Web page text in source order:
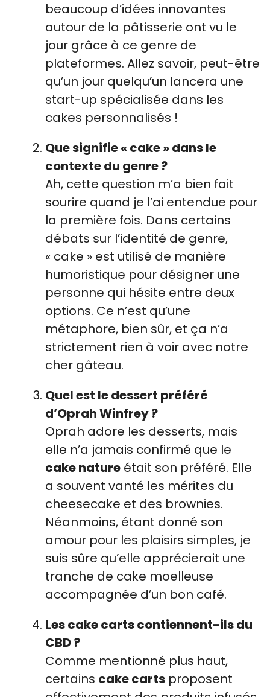
beaucoup d’idées innovantes
autour de la pâtisserie ont vu le
jour grâce à ce genre de
plateformes. Allez savoir, peut-être
qu’un jour quelqu’un lancera une
start-up spécialisée dans les
cakes personnalisés !
Que signifie « cake » dans le
contexte du genre ?
Ah, cette question m’a bien fait
sourire quand je l’ai entendue pour
la première fois. Dans certains
débats sur l’identité de genre,
« cake » est utilisé de manière
humoristique pour désigner une
personne qui hésite entre deux
options. Ce n’est qu’une
métaphore, bien sûr, et ça n’a
strictement rien à voir avec notre
cher gâteau.
Quel est le dessert préféré
d’Oprah Winfrey ?
Oprah adore les desserts, mais
elle n’a jamais confirmé que le
cake nature était son préféré. Elle
a souvent vanté les mérites du
cheesecake et des brownies.
Néanmoins, étant donné son
amour pour les plaisirs simples, je
suis sûre qu’elle apprécierait une
tranche de cake moelleuse
accompagnée d’un bon café.
Les cake carts contiennent-ils du
CBD ?
Comme mentionné plus haut,
certains cake carts proposent